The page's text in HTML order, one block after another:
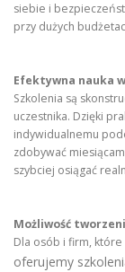
siebie i
przy dużych
Efektywna nauka
Szkolenia są
uczestnika. Dzięki
indywidualnemu
zdobywać
szybciej osiągać
Możliwość
Dla osób i firm,
oferujemy